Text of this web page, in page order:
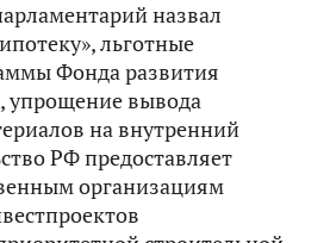
назвал
льготные
Фонда развития
вывода
на внутренний
РФ предоставляет
организациям